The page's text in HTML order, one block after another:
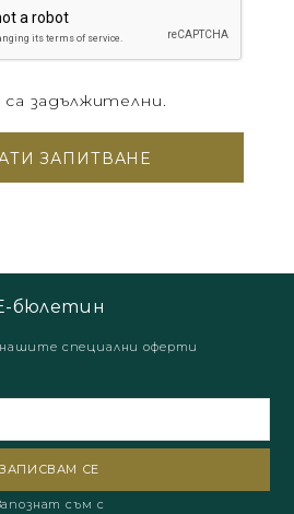
задължителни.
бюлетин
специални оферти
съм с